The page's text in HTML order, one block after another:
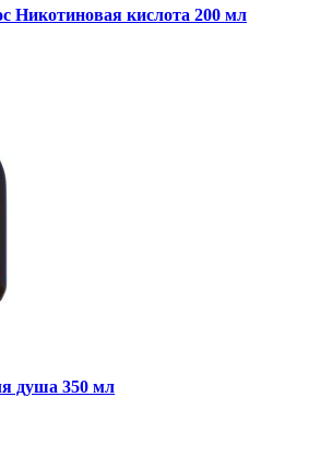
Никотиновая кислота 200 мл
душа 350 мл